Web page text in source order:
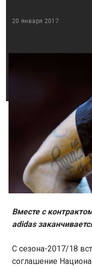
20 января 2017
Вместе с
adidas
С сезона-2017/18
соглашение